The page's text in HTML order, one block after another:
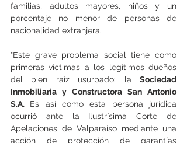
familias, adultos mayores, niños y un
porcentaje no menor de personas de
nacionalidad extranjera.
"Este grave problema social tiene como
primeras víctimas a los legítimos dueños
del bien raíz usurpado: la Sociedad
Inmobiliaria y Constructora San Antonio
S.A. Es así como esta persona jurídica
ocurrió ante la Ilustrísima Corte de
Apelaciones de Valparaíso mediante una
acción de protección de garantías